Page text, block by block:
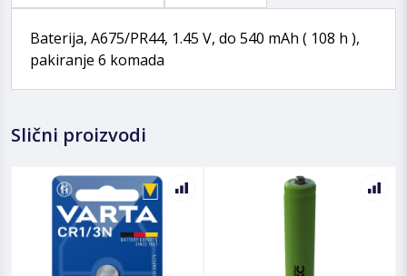
Baterija, A675/PR44, 1.45 V, do 540 mAh ( 108 h ),
pakiranje 6 komada
Slični proizvodi